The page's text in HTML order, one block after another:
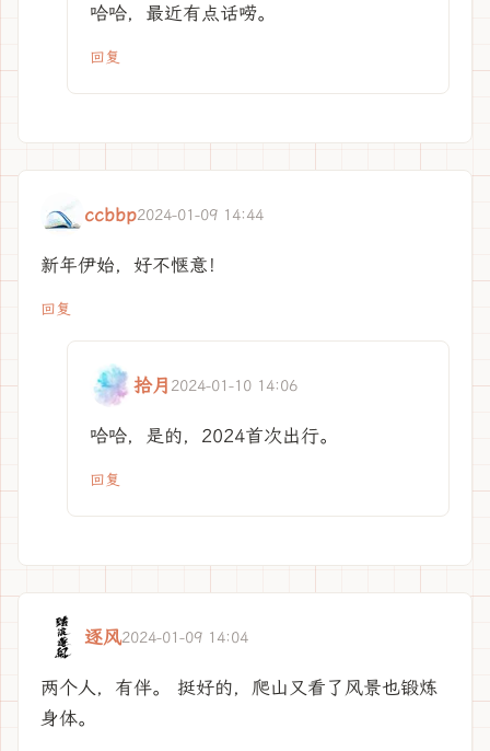
哈哈，最近有点话唠。
回复
ccbbp2024-01-09 14:44
新年伊始，好不惬意！
回复
拾月 2024-01-10 14:06
哈哈，是的，2024首次出行。
回复
逐风2024-01-09 14:04
两个人，有伴。 挺好的，爬山又看了风景也锻炼
身体。